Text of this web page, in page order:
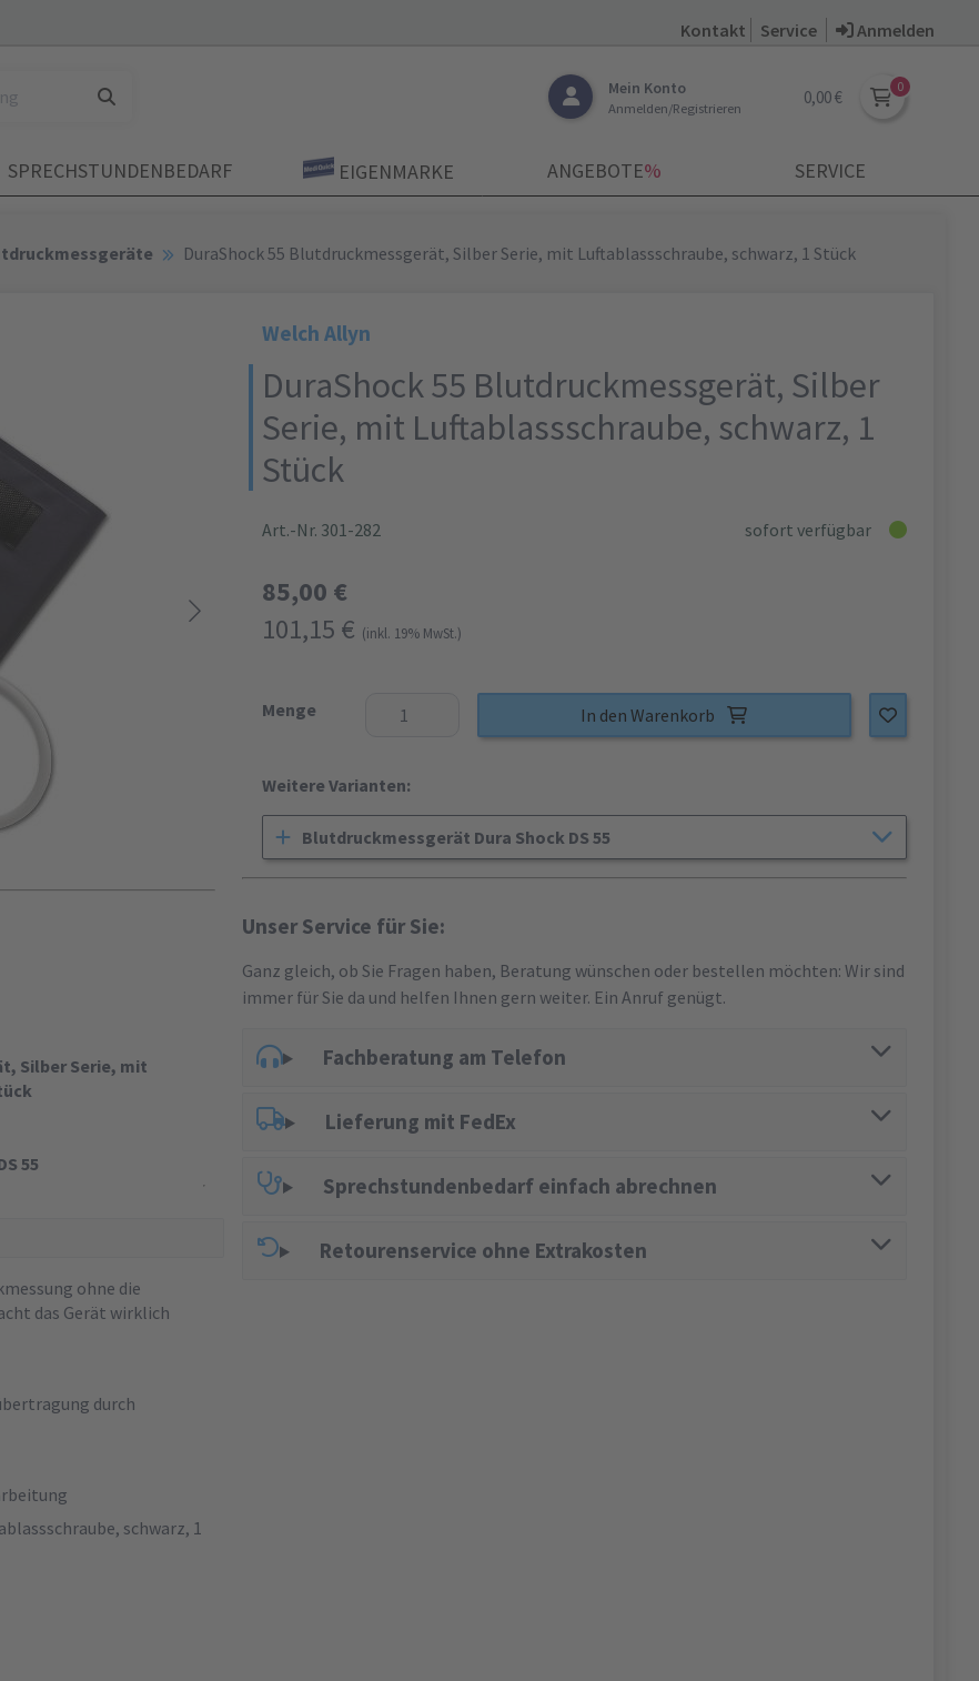
Kontakt Service Anmelden
Mein Konto
Anmelden/Registrieren
0,00 €
SPRECHSTUNDENBEDARF EIGENMARKE ANGEBOTE­% SERVICE
DuraShock 55 Blutdruckmessgerät, Silber Serie, mit Luftablassschraube, schwarz, 1 Stück
Silber Serie, mit
55
ohne die
das Gerät wirklich
durch
schwarz, 1
Welch Allyn
DuraShock 55 Blutdruckmessgerät, Silber
Serie, mit Luftablassschraube, schwarz, 1
Stück
Art.-Nr. 301-282 sofort verfügbar
85,00 €
101,15 € (inkl. 19% MwSt.)
Menge In den Warenkorb
Weitere Varianten:
Blutdruckmessgerät Dura Shock DS 55
Unser Service für Sie:
Ganz gleich, ob Sie Fragen haben, Beratung wünschen oder bestellen möchten: Wir sind
immer für Sie da und helfen Ihnen gern weiter. Ein Anruf genügt.
Fachberatung am Telefon
Lieferung mit FedEx
Sprechstundenbedarf einfach abrechnen
Retourenservice ohne Extrakosten